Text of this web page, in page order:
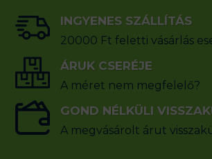
INGYENES SZÁLLÍTÁS
20000 Ft feletti vásárlás
ÁRUK CSERÉJE
A méret nem megfelelő?
GOND NÉLKÜLI
A megvásárolt árut